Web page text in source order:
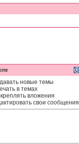
новые темы
в темах
вложения
свои сообщения